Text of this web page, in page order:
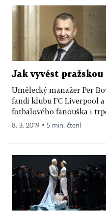
Jak vyvést
Umělecký manažer Per
fandí klubu FC Liverpool
fotbalového fanouška i
8. 3. 2019 ▪ 5 min. čtení